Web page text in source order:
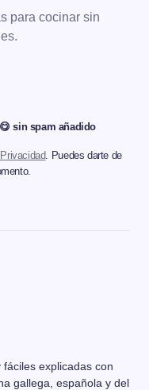
para cocinar sin
sin spam añadido
. Puedes darte de
explicadas con
gallega, española y del